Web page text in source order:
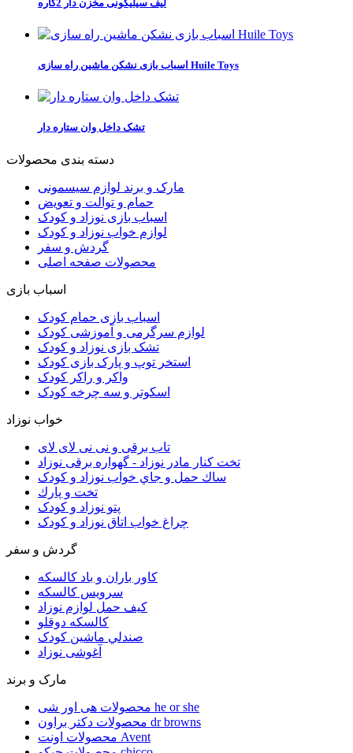
لیف سیلیکونی مخزن دار 2کاره
اسباب بازی نشكن ماشین راه سازی Huile Toys
تشک داخل وان ستاره دار
دسته بندی محصولات
مارک و برند لوازم سیسمونی
حمام و توالت و تعویض
اسباب بازی نوزاد و کودک
لوازم خواب نوزاد و کودک
گردش و سفر
محصولات صفحه اصلی
اسباب بازی
اسباب بازی حمام کودک
لوازم سرگرمی و آموزشی کودک
تشک بازی نوزاد و کودک
استخر توپ و پارک بازی کودک
واکر و راکر کودک
اسکوتر و سه چرخه کودک
خواب نوزاد
تاب برقی و نی نی لای لای
تخت كنار مادر نوزاد - گهواره برقی نوزاد
ساك حمل و جاي خواب نوزاد و کودک
تخت و پارك
پتو نوزاد و کودک
چراغ خواب اتاق نوزاد و کودک
گردش و سفر
کاور باران و باد کالسکه
سرويس كالسكه
كيف حمل لوازم نوزاد
كالسكه دوقلو
صندلي ماشين کودک
آغوشی نوزاد
مارک و برند
محصولات هی اور شی he or she
محصولات دکتر براون dr browns
محصولات اونت Avent